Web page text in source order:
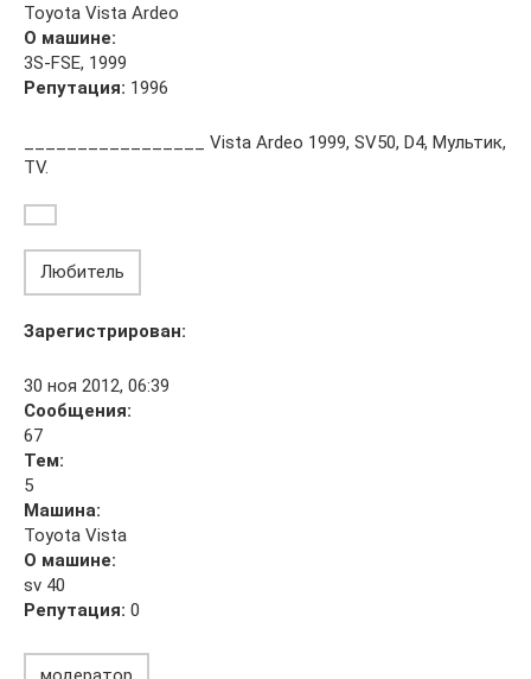
Toyota Vista Ardeo
О машине:
3S-FSE, 1999
Репутация: 1996
_________________ Vista Ardeo 1999, SV50, D4, Мультик,
TV.
Любитель
Зарегистрирован:
30 ноя 2012, 06:39
Сообщения:
67
Тем:
5
Машина:
Toyota Vista
О машине:
sv 40
Репутация: 0